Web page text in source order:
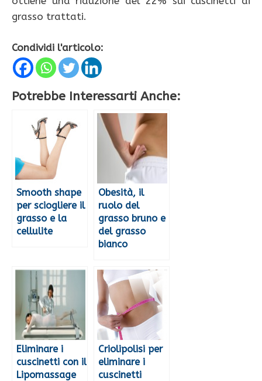
grasso trattati.
Condividi l'articolo:
Potrebbe Interessarti Anche:
Smooth shape
per sciogliere il
grasso e la
cellulite
Obesità, il
ruolo del
grasso bruno e
del grasso
bianco
Eliminare i
cuscinetti con il
Lipomassage
Criolipolisi per
eliminare i
cuscinetti